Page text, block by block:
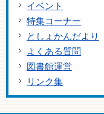
イベント
特集コーナー
としょかんだより
よくある質問
図書館運営
リンク集